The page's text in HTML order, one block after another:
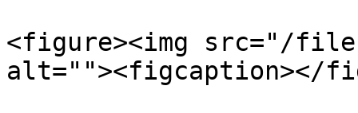
<figure><img src="/files/
alt=""><figcaption></